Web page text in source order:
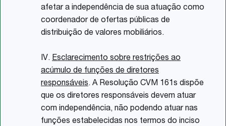
afetar a independência de sua atuação como
coordenador de ofertas públicas de
distribuição de valores mobiliários.
IV. Esclarecimento sobre restrições ao
acúmulo de funções de diretores
responsáveis. A Resolução CVM 161s dispõe
que os diretores responsáveis devem atuar
com independência, não podendo atuar nas
funções estabelecidas nos termos do inciso